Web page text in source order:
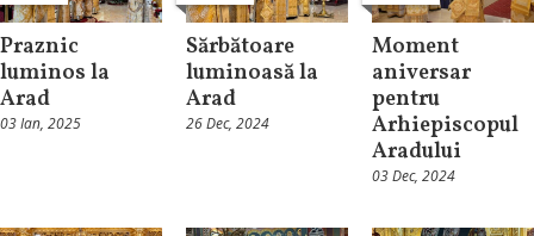
Praznic
luminos la
Arad
03 Ian, 2025
Sărbătoare
luminoasă la
Arad
26 Dec, 2024
Moment
aniversar
pentru
Arhiepiscopul
Aradului
03 Dec, 2024